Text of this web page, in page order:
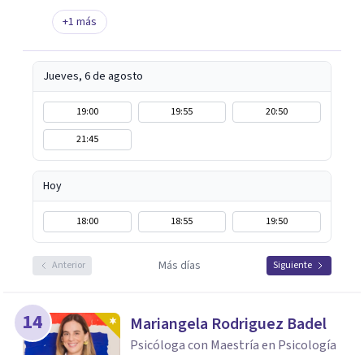
+1 más
Jueves, 6 de agosto
19:00 19:55
20:50
21:45
Hoy
18:00 18:55 19:50
Anterior Más días Siguiente
14 Mariangela Rodriguez Badel
Psicóloga con Maestría en Psicología